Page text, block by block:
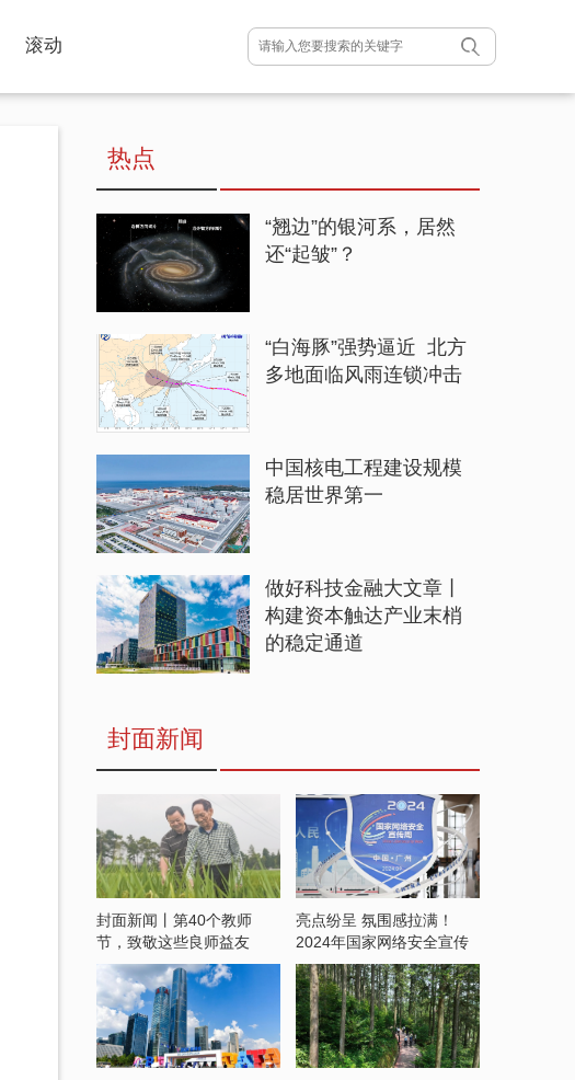
滚动
热点
“翘边”的银河系，居然
还“起皱”？
“白海豚”强势逼近 北方
多地面临风雨连锁冲击
中国核电工程建设规模
稳居世界第一
做好科技金融大文章丨
构建资本触达产业末梢
的稳定通道
封面新闻
封面新闻丨第40个教师
节，致敬这些良师益友
亮点纷呈 氛围感拉满！
2024年国家网络安全宣传
周开启